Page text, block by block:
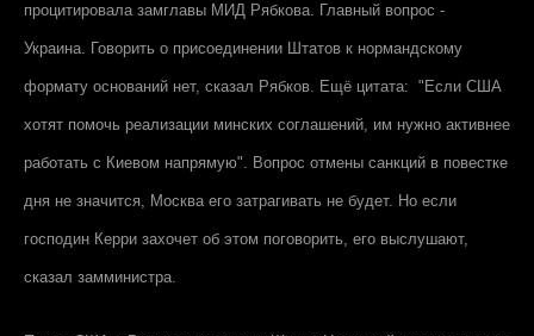
процитировала замглавы МИД Рябкова. Главный вопрос -
Украина. Говорить о присоединении Штатов к нормандскому
формату оснований нет, сказал Рябков. Ещё цитата: "Если США
хотят помочь реализации минских соглашений, им нужно активнее
работать с Киевом напрямую". Вопрос отмены санкций в повестке
дня не значится, Москва его затрагивать не будет. Но если
господин Керри захочет об этом поговорить, его выслушают,
сказал замминистра.